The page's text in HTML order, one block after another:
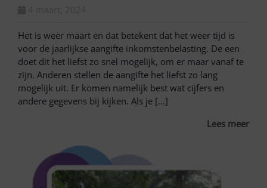
Het is weer maart en dat betekent dat het weer tijd is
voor de jaarlijkse aangifte inkomstenbelasting. De een
doet dit het liefst zo snel mogelijk, om er maar vanaf te
zijn. Anderen stellen de aangifte het liefst zo lang
mogelijk uit. Er komen namelijk best wat cijfers en
andere gegevens bij kijken. Als je […]
Lees meer